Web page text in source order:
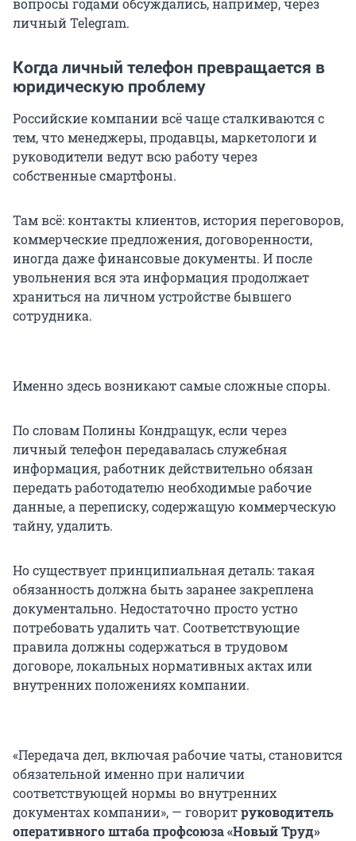
вопросы годами обсуждались, например, через
личный Telegram.
Когда личный телефон превращается в
юридическую проблему
Российские компании всё чаще сталкиваются с
тем, что менеджеры, продавцы, маркетологи и
руководители ведут всю работу через
собственные смартфоны.
Там всё: контакты клиентов, история переговоров,
коммерческие предложения, договоренности,
иногда даже финансовые документы. И после
увольнения вся эта информация продолжает
храниться на личном устройстве бывшего
сотрудника.
Именно здесь возникают самые сложные споры.
По словам Полины Кондращук, если через
личный телефон передавалась служебная
информация, работник действительно обязан
передать работодателю необходимые рабочие
данные, а переписку, содержащую коммерческую
тайну, удалить.
Но существует принципиальная деталь: такая
обязанность должна быть заранее закреплена
документально. Недостаточно просто устно
потребовать удалить чат. Соответствующие
правила должны содержаться в трудовом
договоре, локальных нормативных актах или
внутренних положениях компании.
«Передача дел, включая рабочие чаты, становится
обязательной именно при наличии
соответствующей нормы во внутренних
документах компании», — говоритруководитель
оперативного штаба профсоюза «Новый Труд»